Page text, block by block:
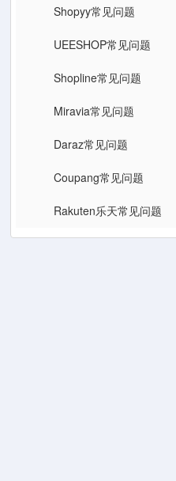
Shopyy常见问题
UEESHOP常见问题
Shopline常见问题
Miravia常见问题
Daraz常见问题
Coupang常见问题
Rakuten乐天常见问题